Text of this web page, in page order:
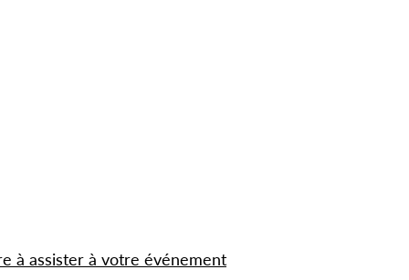
à assister à votre événement